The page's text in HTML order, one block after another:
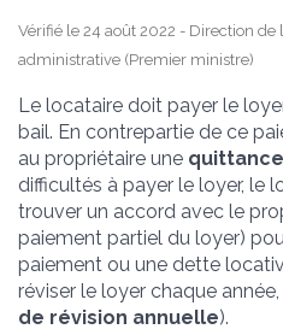
Vérifié le 24 août 2022 - Direction
administrative (Premier ministre)
Le locataire doit payer le
bail. En contrepartie de ce
au propriétaire une
difficultés à payer le loyer, le
trouver un accord avec le
paiement partiel du loyer)
paiement ou une dette
réviser le loyer chaque
de révision annuelle).